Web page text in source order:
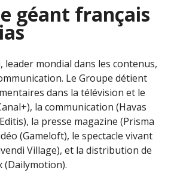
géant français
leader mondial dans les contenus,
Le Groupe détient
dans la télévision et le
la communication (Havas
la presse magazine (Prisma
(Gameloft), le spectacle vivant
Village), et la distribution de
(Dailymotion).